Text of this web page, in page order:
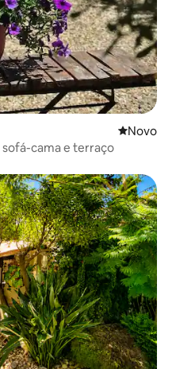
Novo
Novo
sofá-cama e terraço